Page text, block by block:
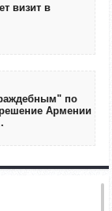
визит в
по
Армении